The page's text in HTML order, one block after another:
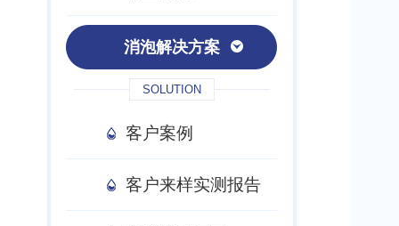
消泡解决方案
SOLUTION
客户案例
客户来样实测报告